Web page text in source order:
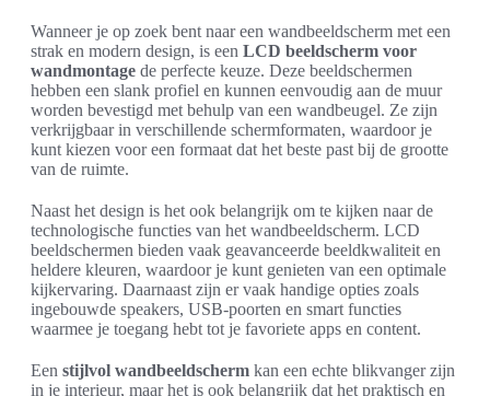
Wanneer je op zoek bent naar een wandbeeldscherm met een
strak en modern design, is een LCD beeldscherm voor
wandmontage de perfecte keuze. Deze beeldschermen
hebben een slank profiel en kunnen eenvoudig aan de muur
worden bevestigd met behulp van een wandbeugel. Ze zijn
verkrijgbaar in verschillende schermformaten, waardoor je
kunt kiezen voor een formaat dat het beste past bij de grootte
van de ruimte.
Naast het design is het ook belangrijk om te kijken naar de
technologische functies van het wandbeeldscherm. LCD
beeldschermen bieden vaak geavanceerde beeldkwaliteit en
heldere kleuren, waardoor je kunt genieten van een optimale
kijkervaring. Daarnaast zijn er vaak handige opties zoals
ingebouwde speakers, USB-poorten en smart functies
waarmee je toegang hebt tot je favoriete apps en content.
Een stijlvol wandbeeldscherm kan een echte blikvanger zijn
in je interieur, maar het is ook belangrijk dat het praktisch en